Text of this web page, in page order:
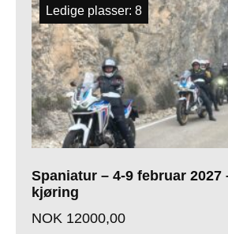
Spaniatur – 4-9 februar 2027
kjøring
NOK 12000,00
Ledige plasser: 8